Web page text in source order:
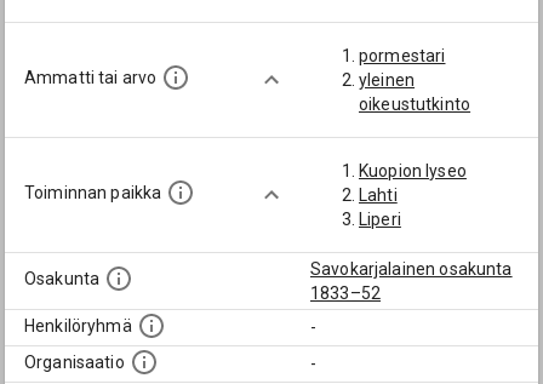
Ammatti tai arvo
pormestari
yleinen
oikeustutkinto
Toiminnan paikka
Kuopion lyseo
Lahti
Liperi
Osakunta
Savokarjalainen osakunta
1833–52
Henkilöryhmä
-
Organisaatio
-